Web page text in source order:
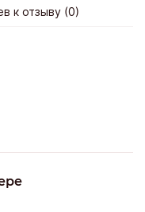
доставка почтой
к отзыву (0)